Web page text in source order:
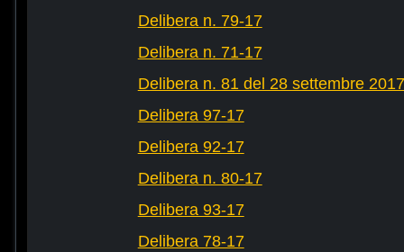
Delibera n. 79-17
Delibera n. 71-17
Delibera n. 81 del 28 settembre 2017
Delibera 97-17
Delibera 92-17
Delibera n. 80-17
Delibera 93-17
Delibera 78-17